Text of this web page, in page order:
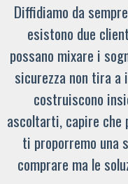
Diffidiamo da
esistono due
possano mixare i
sicurezza non tira
costruiscono
ascoltarti, capire che
ti proporremo una
comprare ma le